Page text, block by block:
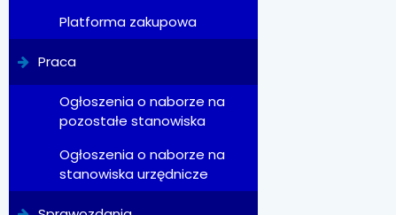
Platforma zakupowa
Praca
Ogłoszenia o naborze na
pozostałe stanowiska
Ogłoszenia o naborze na
stanowiska urzędnicze